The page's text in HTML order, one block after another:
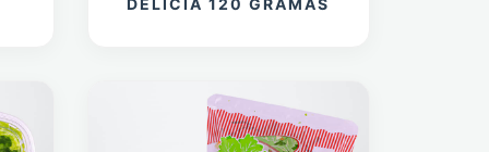
DELÍCIA 120 GRAMAS